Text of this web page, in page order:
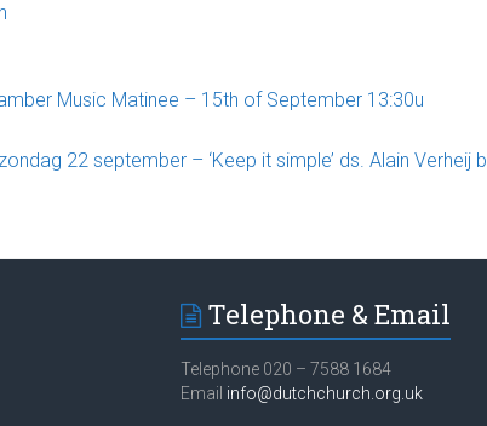
Music Matinee – 15th of September 13:30u
22 september – ‘Keep it simple’ ds. Alain Verheij
Telephone & Email
Telephone 020 – 7588 1684
Email info@dutchchurch.org.uk